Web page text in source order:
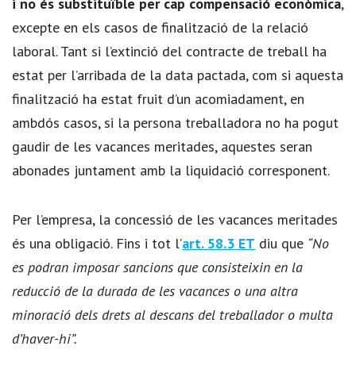
excepte en els casos de finalització de la relació
laboral. Tant si l’extinció del contracte de treball ha
estat per l’arribada de la data pactada, com si aquesta
finalització ha estat fruit d’un acomiadament, en
ambdós casos, si la persona treballadora no ha pogut
gaudir de les vacances meritades, aquestes seran
abonades juntament amb la liquidació corresponent.
Per l’empresa, la concessió de les vacances meritades
és una obligació. Fins i tot l’art. 58.3 ET diu que “No
es podran imposar sancions que consisteixin en la
reducció de la durada de les vacances o una altra
minoració dels drets al descans del treballador o multa
d’haver-hi”.